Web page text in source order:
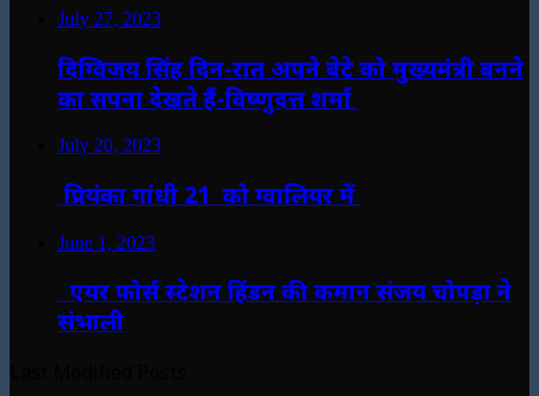
July 27, 2023
दिग्विजय सिंह दिन-रात अपने बेटे को मुख्यमंत्री बनने
का सपना देखते हैं-विष्णुदत्त शर्मा
July 20, 2023
प्रियंका गांधी 21 को ग्वालियर में
June 1, 2023
एयर फोर्स स्टेशन हिंडन की कमान संजय चोपड़ा ने
संभाली